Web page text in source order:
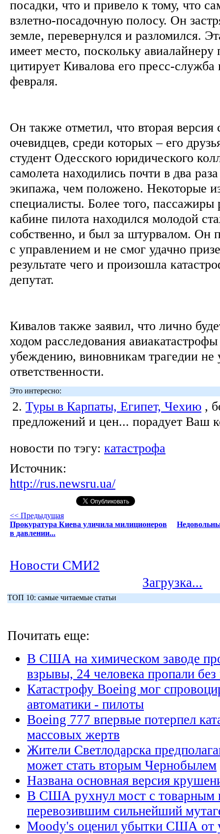
посадки, что и привело к тому, что
взлетно-посадочную полосу. Он
земле, перевернулся и разломился.
имеет место, поскольку авиалайнеру
цитирует Кивалова его пресс-служба
февраля.
Он также отметил, что вторая версия
очевидцев, среди которых – его
студент Одесского юридического
самолета находились почти в два
экипажа, чем положено. Некоторые
специалисты. Более того, пассажиры
кабине пилота находился молодой
собственно, и был за штурвалом. Он
с управлением и не смог удачно
результате чего и произошла
депутат.
Кивалов также заявил, что лично
ходом расследования
убеждению, виновникам трагедии не
ответственности.
Это интересно:
2. Туры в Карпаты, Египет, Чехию ,
предложений и цен... порадует Ваш
новости по тэгу: катастрофа
Источник:
http://rus.newsru.ua/
<< Предыдущая
Прокуратура Киева уличила милиционеров
в давлении...
Новости СМИ2
Загрузка...
ТОП 10: самые читаемые статьи
Почитать еще:
В США на химическом заводе
взрывы, 24 человека пропали без
Катастрофу Boeing мог
автоматики - пилоты
Boeing 777 впервые потерпел
массовых жертв
Жители Светлодарска
может стать вторым Чернобылем
Названа основная версия
В США рухнул мост с товарным
перевозившим сильнейший
Moody's оценил убытки США от